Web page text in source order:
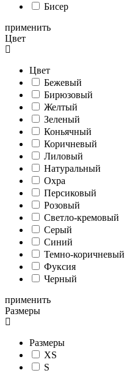
Бисер
применить
Цвет
Цвет
Бежевый
Бирюзовый
Желтый
Зеленый
Коньячный
Коричневый
Лиловый
Натуральный
Охра
Персиковый
Розовый
Светло-кремовый
Серый
Синий
Темно-коричневый
Фуксия
Черный
применить
Размеры
Размеры
XS
S